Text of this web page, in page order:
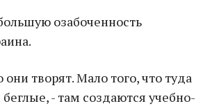
озабоченность
творят. Мало того, что туда
- там создаются учебно-